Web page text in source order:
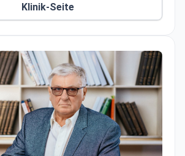
Klinik-Seite